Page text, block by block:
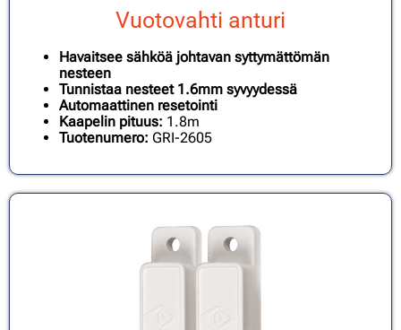
Vuotovahti anturi
Havaitsee sähköä johtavan syttymättömän
nesteen
Tunnistaa nesteet 1.6mm syvyydessä
Automaattinen resetointi
Kaapelin pituus: 1.8m
Tuotenumero: GRI-2605